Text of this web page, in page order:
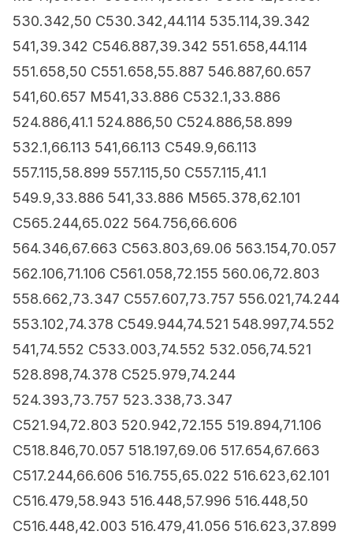
530.342,50 C530.342,44.114 535.114,39.342
541,39.342 C546.887,39.342 551.658,44.114
551.658,50 C551.658,55.887 546.887,60.657
541,60.657 M541,33.886 C532.1,33.886
524.886,41.1 524.886,50 C524.886,58.899
532.1,66.113 541,66.113 C549.9,66.113
557.115,58.899 557.115,50 C557.115,41.1
549.9,33.886 541,33.886 M565.378,62.101
C565.244,65.022 564.756,66.606
564.346,67.663 C563.803,69.06 563.154,70.057
562.106,71.106 C561.058,72.155 560.06,72.803
558.662,73.347 C557.607,73.757 556.021,74.244
553.102,74.378 C549.944,74.521 548.997,74.552
541,74.552 C533.003,74.552 532.056,74.521
528.898,74.378 C525.979,74.244
524.393,73.757 523.338,73.347
C521.94,72.803 520.942,72.155 519.894,71.106
C518.846,70.057 518.197,69.06 517.654,67.663
C517.244,66.606 516.755,65.022 516.623,62.101
C516.479,58.943 516.448,57.996 516.448,50
C516.448,42.003 516.479,41.056 516.623,37.899